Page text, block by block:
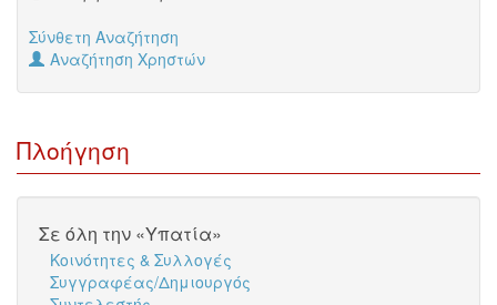
Σύνθετη Αναζήτηση
Αναζήτηση Χρηστών
Πλοήγηση
Σε όλη την «Υπατία»
Κοινότητες & Συλλογές
Συγγραφέας/Δημιουργός